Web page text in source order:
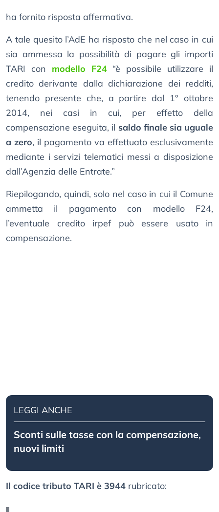
ha fornito risposta affermativa.
A tale quesito l’AdE ha risposto che nel caso in cui
sia ammessa la possibilità di pagare gli importi
TARI con modello F24“è possibile utilizzare il
credito derivante dalla dichiarazione dei redditi,
tenendo presente che, a partire dal 1° ottobre
2014, nei casi in cui, per effetto della
compensazione eseguita, il saldo finale sia uguale
a zero, il pagamento va effettuato esclusivamente
mediante i servizi telematici messi a disposizione
dall’Agenzia delle Entrate.”
Riepilogando, quindi, solo nel caso in cui il Comune
ammetta il pagamento con modello F24,
l’eventuale credito irpef può essere usato in
compensazione.
LEGGI ANCHE
Sconti sulle tasse con la compensazione,
nuovi limiti
Il codice tributo TARI è 3944 rubricato: